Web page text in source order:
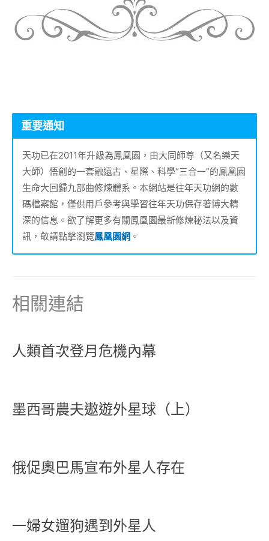
重要通知
天功已在2011年升級為鳳凰園，由大同師尊（又名樂天
大師）悟創的一套融遠古、星際、科學“三合一”的鳳凰園
生命大回歸九部曲修煉體系。本網站是往年天功網的數
碼檔案館，僅供用戶參考與學習往年天功保存著博大精
深的信息。欲了解更多有關鳳凰園最新修煉秘法以及資
訊，敬請點擊瀏覽鳳凰園網 。
相關連結
人類首次登月危機內幕
墨西哥農夫遨遊外星球（上）
俄促奧巴馬宣布外星人存在
一婦女遛狗遇到外星人